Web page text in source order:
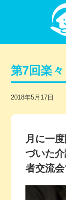
コンテンツに移動
第7回楽
2018年5月17日
月に一
づいた
者交流会